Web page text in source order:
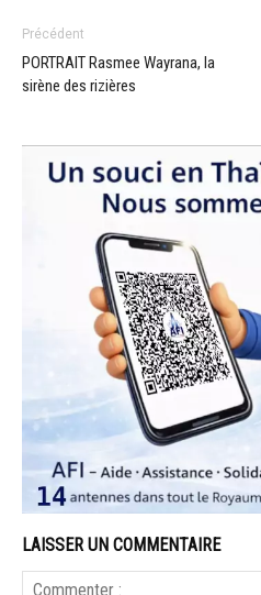
Précédent
PORTRAIT Rasmee Wayrana, la
sirène des rizières
LAISSER UN COMMENTAIRE